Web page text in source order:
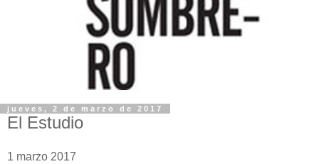
jueves, 2 de marzo de 2017
El Estudio
1 marzo 2017